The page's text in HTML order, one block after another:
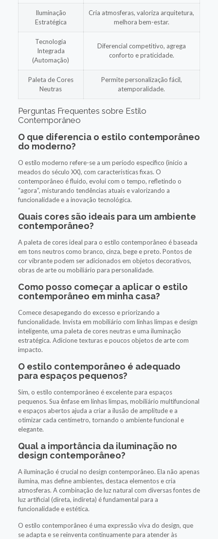
Iluminação
Estratégica
Cria atmosferas, valoriza arquitetura,
melhora bem-estar.
Tecnologia
Integrada
(Automação)
Diferencial competitivo, agrega
conforto e praticidade.
Paleta de Cores
Neutras
Permite personalização fácil,
atemporalidade.
Perguntas Frequentes sobre Estilo
Contemporâneo
O que diferencia o estilo contemporâneo
do moderno?
O estilo moderno refere-se a um período específico (início a
meados do século XX), com características fixas. O
contemporâneo é fluido, evolui com o tempo, refletindo o
“agora”, misturando tendências atuais e valorizando a
funcionalidade e a inovação tecnológica.
Quais cores são ideais para um ambiente
contemporâneo?
A paleta de cores ideal para o estilo contemporâneo é baseada
em tons neutros como branco, cinza, bege e preto. Pontos de
cor vibrante podem ser adicionados em objetos decorativos,
obras de arte ou mobiliário para personalidade.
Como posso começar a aplicar o estilo
contemporâneo em minha casa?
Comece desapegando do excesso e priorizando a
funcionalidade. Invista em mobiliário com linhas limpas e design
inteligente, uma paleta de cores neutras e uma iluminação
estratégica. Adicione texturas e poucos objetos de arte com
impacto.
O estilo contemporâneo é adequado
para espaços pequenos?
Sim, o estilo contemporâneo é excelente para espaços
pequenos. Sua ênfase em linhas limpas, mobiliário multifuncional
e espaços abertos ajuda a criar a ilusão de amplitude e a
otimizar cada centímetro, tornando o ambiente funcional e
elegante.
Qual a importância da iluminação no
design contemporâneo?
A iluminação é crucial no design contemporâneo. Ela não apenas
ilumina, mas define ambientes, destaca elementos e cria
atmosferas. A combinação de luz natural com diversas fontes de
luz artificial (direta, indireta) é fundamental para a
funcionalidade e estética.
O estilo contemporâneo é uma expressão viva do design, que
se adapta e se reinventa continuamente para atender às